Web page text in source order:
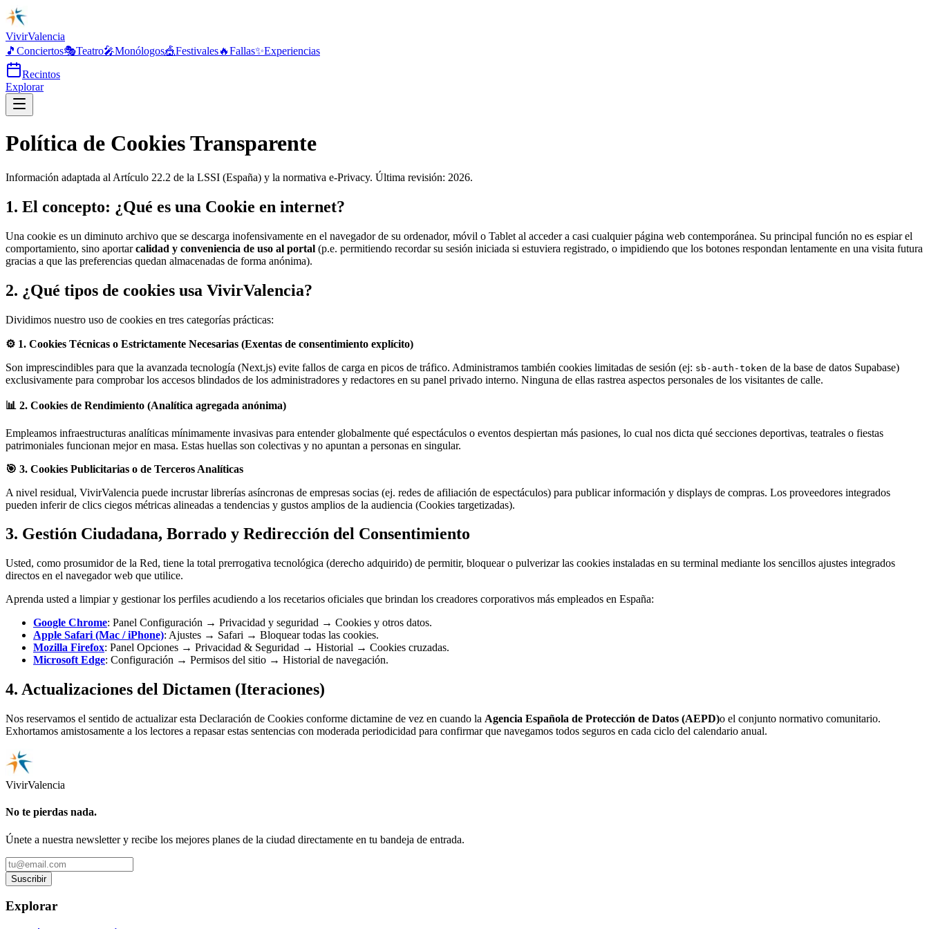
VivirValencia
🎵 Conciertos🎭Teatro🎤Monólogos🎪Festivales🔥Fallas✨Experiencias
Recintos
Explorar
Política de Cookies Transparente
Información adaptada al Artículo 22.2 de la LSSI (España) y la normativa e-Privacy. Última revisión: 2026.
1. El concepto: ¿Qué es una Cookie en internet?
Una cookie es un diminuto archivo que se descarga inofensivamente en el navegador de su ordenador, móvil o Tablet al acceder a casi cualquier página web contemporánea. Su principal función no es espiar el
comportamiento, sino aportarcalidad y conveniencia de uso al portal (p.e. permitiendo recordar su sesión iniciada si estuviera registrado, o impidiendo que los botones respondan lentamente en una visita futura
gracias a que las preferencias quedan almacenadas de forma anónima).
2. ¿Qué tipos de cookies usa VivirValencia?
Dividimos nuestro uso de cookies en tres categorías prácticas:
⚙️ 1. Cookies Técnicas o Estrictamente Necesarias (Exentas de consentimiento explícito)
Son imprescindibles para que la avanzada tecnología (Next.js) evite fallos de carga en picos de tráfico. Administramos también cookies limitadas de sesión (ej: sb-auth-token de la base de datos Supabase)
exclusivamente para comprobar los accesos blindados de los administradores y redactores en su panel privado interno. Ninguna de ellas rastrea aspectos personales de los visitantes de calle.
📊 2. Cookies de Rendimiento (Analítica agregada anónima)
Empleamos infraestructuras analíticas mínimamente invasivas para entender globalmente qué espectáculos o eventos despiertan más pasiones, lo cual nos dicta qué secciones deportivas, teatrales o fiestas
patrimoniales funcionan mejor en masa. Estas huellas son colectivas y no apuntan a personas en singular.
🎯 3. Cookies Publicitarias o de Terceros Analíticas
A nivel residual, VivirValencia puede incrustar librerías asíncronas de empresas socias (ej. redes de afiliación de espectáculos) para publicar información y displays de compras. Los proveedores integrados
pueden inferir de clics ciegos métricas alineadas a tendencias y gustos amplios de la audiencia (Cookies targetizadas).
3. Gestión Ciudadana, Borrado y Redirección del Consentimiento
Usted, como prosumidor de la Red, tiene la total prerrogativa tecnológica (derecho adquirido) de permitir, bloquear o pulverizar las cookies instaladas en su terminal mediante los sencillos ajustes integrados
directos en el navegador web que utilice.
Aprenda usted a limpiar y gestionar los perfiles acudiendo a los recetarios oficiales que brindan los creadores corporativos más empleados en España:
Google Chrome: Panel Configuración → Privacidad y seguridad → Cookies y otros datos.
Apple Safari (Mac / iPhone): Ajustes → Safari → Bloquear todas las cookies.
Mozilla Firefox: Panel Opciones → Privacidad & Seguridad → Historial → Cookies cruzadas.
Microsoft Edge: Configuración → Permisos del sitio → Historial de navegación.
4. Actualizaciones del Dictamen (Iteraciones)
Nos reservamos el sentido de actualizar esta Declaración de Cookies conforme dictamine de vez en cuando la Agencia Española de Protección de Datos (AEPD)o el conjunto normativo comunitario.
Exhortamos amistosamente a los lectores a repasar estas sentencias con moderada periodicidad para confirmar que navegamos todos seguros en cada ciclo del calendario anual.
VivirValencia
No te pierdas nada.
Únete a nuestra newsletter y recibe los mejores planes de la ciudad directamente en tu bandeja de entrada.
Suscribir
Explorar